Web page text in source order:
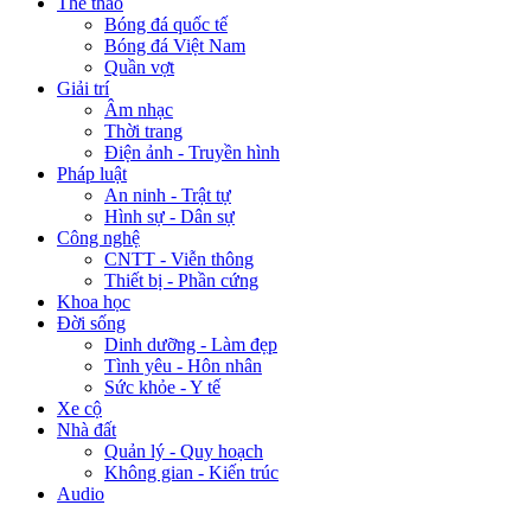
Bóng đá quốc tế
Bóng đá Việt Nam
Quần vợt
Giải trí
Âm nhạc
Thời trang
Điện ảnh - Truyền hình
Pháp luật
An ninh - Trật tự
Hình sự - Dân sự
Công nghệ
CNTT - Viễn thông
Thiết bị - Phần cứng
Khoa học
Đời sống
Dinh dưỡng - Làm đẹp
Tình yêu - Hôn nhân
Sức khỏe - Y tế
Xe cộ
Nhà đất
Quản lý - Quy hoạch
Không gian - Kiến trúc
Audio